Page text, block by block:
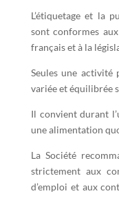
L’étiquetage et la
sont conformes
français et à la
Seules une activité
variée et équilibrée
Il convient durant
une alimentation
La Société
strictement aux
d’emploi et aux